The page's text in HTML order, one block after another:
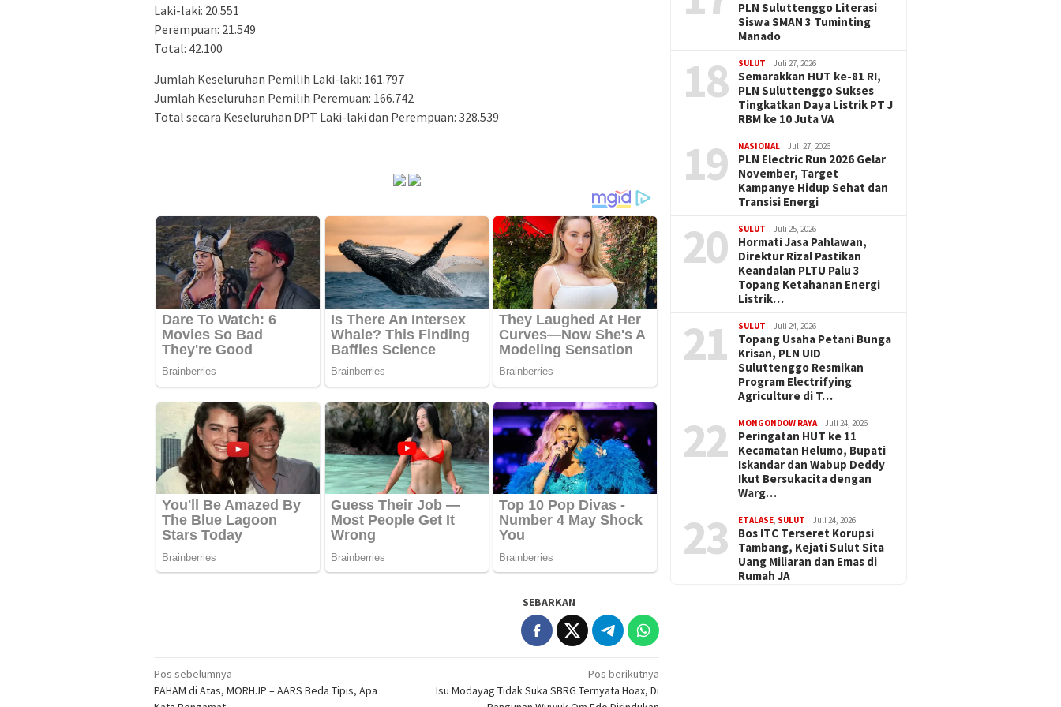
Laki-laki: 20.551
Perempuan: 21.549
Total: 42.100
Jumlah Keseluruhan Pemilih Laki-laki: 161.797
Jumlah Keseluruhan Pemilih Peremuan: 166.742
Total secara Keseluruhan DPT Laki-laki dan Perempuan: 328.539
SEBARKAN
Navigasi
pos
Pos sebelumnya
PAHAM di Atas, MORHJP – AARS Beda Tipis, Apa
Pos berikutnya
Isu Modayag Tidak Suka SBRG Ternyata Hoax, Di
PLN Suluttenggo Literasi
Siswa SMAN 3 Tuminting
Manado
18 SULUT Juli 27, 2026
Semarakkan HUT ke-81 RI,
PLN Suluttenggo Sukses
Tingkatkan Daya Listrik PT J
RBM ke 10 Juta VA
19 NASIONAL Juli 27, 2026
PLN Electric Run 2026 Gelar
November, Target
Kampanye Hidup Sehat dan
Transisi Energi
20 SULUT Juli 25, 2026
Hormati Jasa Pahlawan,
Direktur Rizal Pastikan
Keandalan PLTU Palu 3
Topang Ketahanan Energi
Listrik…
21 SULUT Juli 24, 2026
Topang Usaha Petani Bunga
Krisan, PLN UID
Suluttenggo Resmikan
Program Electrifying
Agriculture di T…
22 MONGONDOW RAYA Juli 24, 2026
Peringatan HUT ke 11
Kecamatan Helumo, Bupati
Iskandar dan Wabup Deddy
Ikut Bersukacita dengan
Warg…
23 ETALASE SULUT Juli 24, 2026
Bos ITC Terseret Korupsi
Tambang, Kejati Sulut Sita
Uang Miliaran dan Emas di
Rumah JA